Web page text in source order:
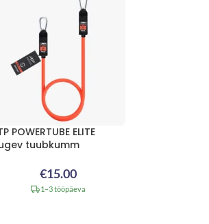
POWERTUBE ELITE
tuubkumm
€15.00
1–3 tööpäeva